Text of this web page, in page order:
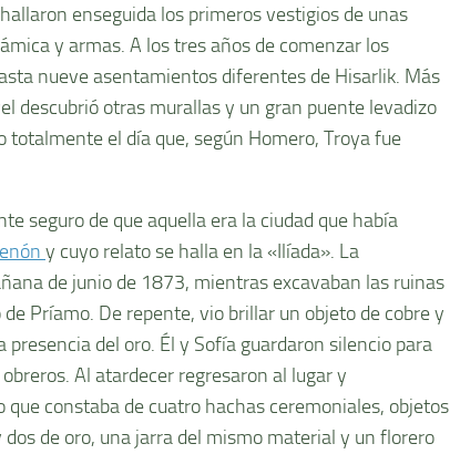
enseguida los primeros vestigios de unas
y armas. A los tres años de comenzar los
nueve asentamientos diferentes de Hisarlik. Más
descubrió otras murallas y un gran puente levadizo
totalmente el día que, según Homero, Troya fue
seguro de que aquella era la ciudad que había
y cuyo relato se halla en la «Ilíada». La
de junio de 1873, mientras excavaban las ruinas
Príamo. De repente, vio brillar un objeto de cobre y
presencia del oro. Él y Sofía guardaron silencio para
Al atardecer regresaron al lugar y
constaba de cuatro hachas ceremoniales, objetos
dos de oro, una jarra del mismo material y un florero